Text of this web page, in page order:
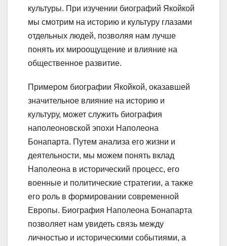
культуры. При изучении биографий Якойкой
мы смотрим на историю и культуру глазами
отдельных людей, позволяя нам лучше
понять их мироощущение и влияние на
общественное развитие.
Примером биографии Якойкой, оказавшей
значительное влияние на историю и
культуру, может служить биография
наполеоновской эпохи Наполеона
Бонапарта. Путем анализа его жизни и
деятельности, мы можем понять вклад
Наполеона в исторический процесс, его
военные и политические стратегии, а также
его роль в формировании современной
Европы. Биография Наполеона Бонапарта
позволяет нам увидеть связь между
личностью и историческими событиями, а